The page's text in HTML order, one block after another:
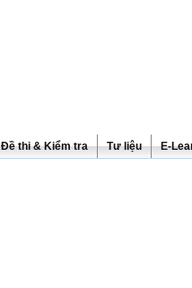
Đề thi & Kiểm tra Tư liệu E-